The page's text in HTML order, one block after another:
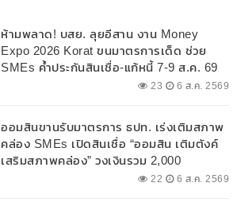
ห้ามพลาด! บสย. ลุยอีสาน งาน Money
Expo 2026 Korat ขนมาตรการเด็ด ช่วย
SMEs ค้ำประกันสินเชื่อ-แก้หนี้ 7-9 ส.ค. 69
23 6 ส.ค. 2569
ออมสินขานรับมาตรการ ธปท. เร่งเติมสภาพ
คล่อง SMEs เปิดสินเชื่อ “ออมสิน เติมตังค์
เสริมสภาพคล่อง” วงเงินรวม 2,000
ลบ.สนับสนุนเงินทุนหมุนเวียนวงเงินกู้สูงสุด
22 6 ส.ค. 2569